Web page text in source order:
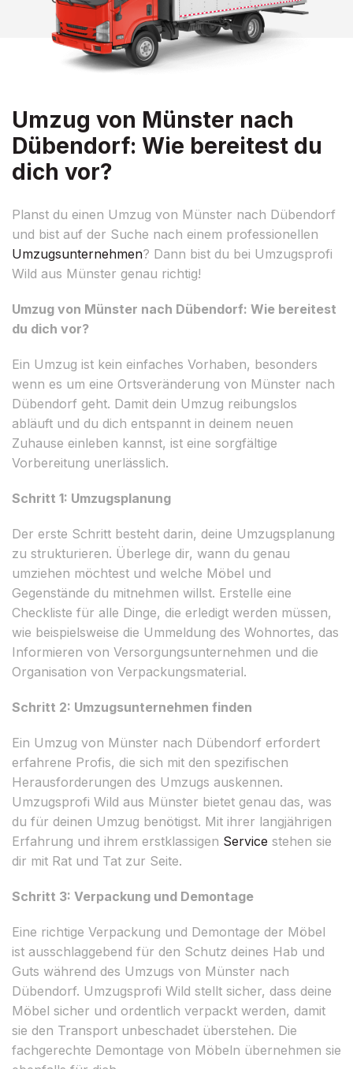
Umzug von Münster nach
Dübendorf: Wie bereitest du
dich vor?
Planst du einen Umzug von Münster nach Dübendorf
und bist auf der Suche nach einem professionellen
Umzugsunternehmen? Dann bist du bei Umzugsprofi
Wild aus Münster genau richtig!
Umzug von Münster nach Dübendorf: Wie bereitest
du dich vor?
Ein Umzug ist kein einfaches Vorhaben, besonders
wenn es um eine Ortsveränderung von Münster nach
Dübendorf geht. Damit dein Umzug reibungslos
abläuft und du dich entspannt in deinem neuen
Zuhause einleben kannst, ist eine sorgfältige
Vorbereitung unerlässlich.
Schritt 1: Umzugsplanung
Der erste Schritt besteht darin, deine Umzugsplanung
zu strukturieren. Überlege dir, wann du genau
umziehen möchtest und welche Möbel und
Gegenstände du mitnehmen willst. Erstelle eine
Checkliste für alle Dinge, die erledigt werden müssen,
wie beispielsweise die Ummeldung des Wohnortes, das
Informieren von Versorgungsunternehmen und die
Organisation von Verpackungsmaterial.
Schritt 2: Umzugsunternehmen finden
Ein Umzug von Münster nach Dübendorf erfordert
erfahrene Profis, die sich mit den spezifischen
Herausforderungen des Umzugs auskennen.
Umzugsprofi Wild aus Münster bietet genau das, was
du für deinen Umzug benötigst. Mit ihrer langjährigen
Erfahrung und ihrem erstklassigen Service stehen sie
dir mit Rat und Tat zur Seite.
Schritt 3: Verpackung und Demontage
Eine richtige Verpackung und Demontage der Möbel
ist ausschlaggebend für den Schutz deines Hab und
Guts während des Umzugs von Münster nach
Dübendorf. Umzugsprofi Wild stellt sicher, dass deine
Möbel sicher und ordentlich verpackt werden, damit
sie den Transport unbeschadet überstehen. Die
fachgerechte Demontage von Möbeln übernehmen sie